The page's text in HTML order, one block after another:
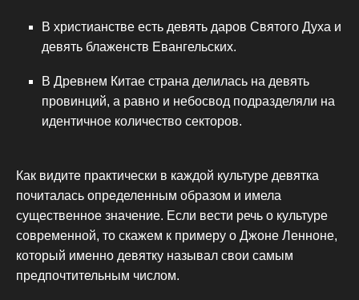
В христианстве есть девять даров Святого Духа и
девять блаженств Евангельских.
В Древнем Китае страна делилась на девять
провинций, а равно и небосвод подразделяли на
идентичное количество секторов.
Как видите практически в каждой культуре девятка
почиталась определенным образом и имела
существенное значение. Если вести речь о культуре
современной, то скажем к примеру о Джоне Ленноне,
который именно девятку называл свои самым
предпочтительным числом.